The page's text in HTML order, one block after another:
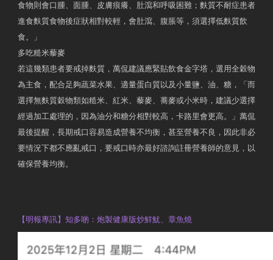
食物則會口腫、面腫、皮膚痕癢、肚瀉和呼吸困難；麩質不耐症患者
進食麩質食物後症狀相對較輕，會肚瀉、腹脹等，須選擇低麩質飲
食。」
多吃糙米藜麥
若這幾類患者要戒掉麩質，萬侃建議應緊貼飲食金字塔，選用全穀物
為主食，配合足夠蔬菜水果、適量蛋白質以及小量鹽、油、糖，「而
選擇無麩質穀物類如糙米、紅米、藜麥、蕎麥或小米時，建議少選擇
經過加工處理的，因為油分和糖分相對較高，卡路里會更高。」萬侃
最後提醒，長期戒口容易造成營養不均衡，甚至營養不良，因此非必
要情況下都不應亂戒口，要戒口時亦最好諮詢註冊營養師的意見，以
確保營養均衡。
【明報專訊】知多啲：炮製健康版炒鮮魷、章魚燒